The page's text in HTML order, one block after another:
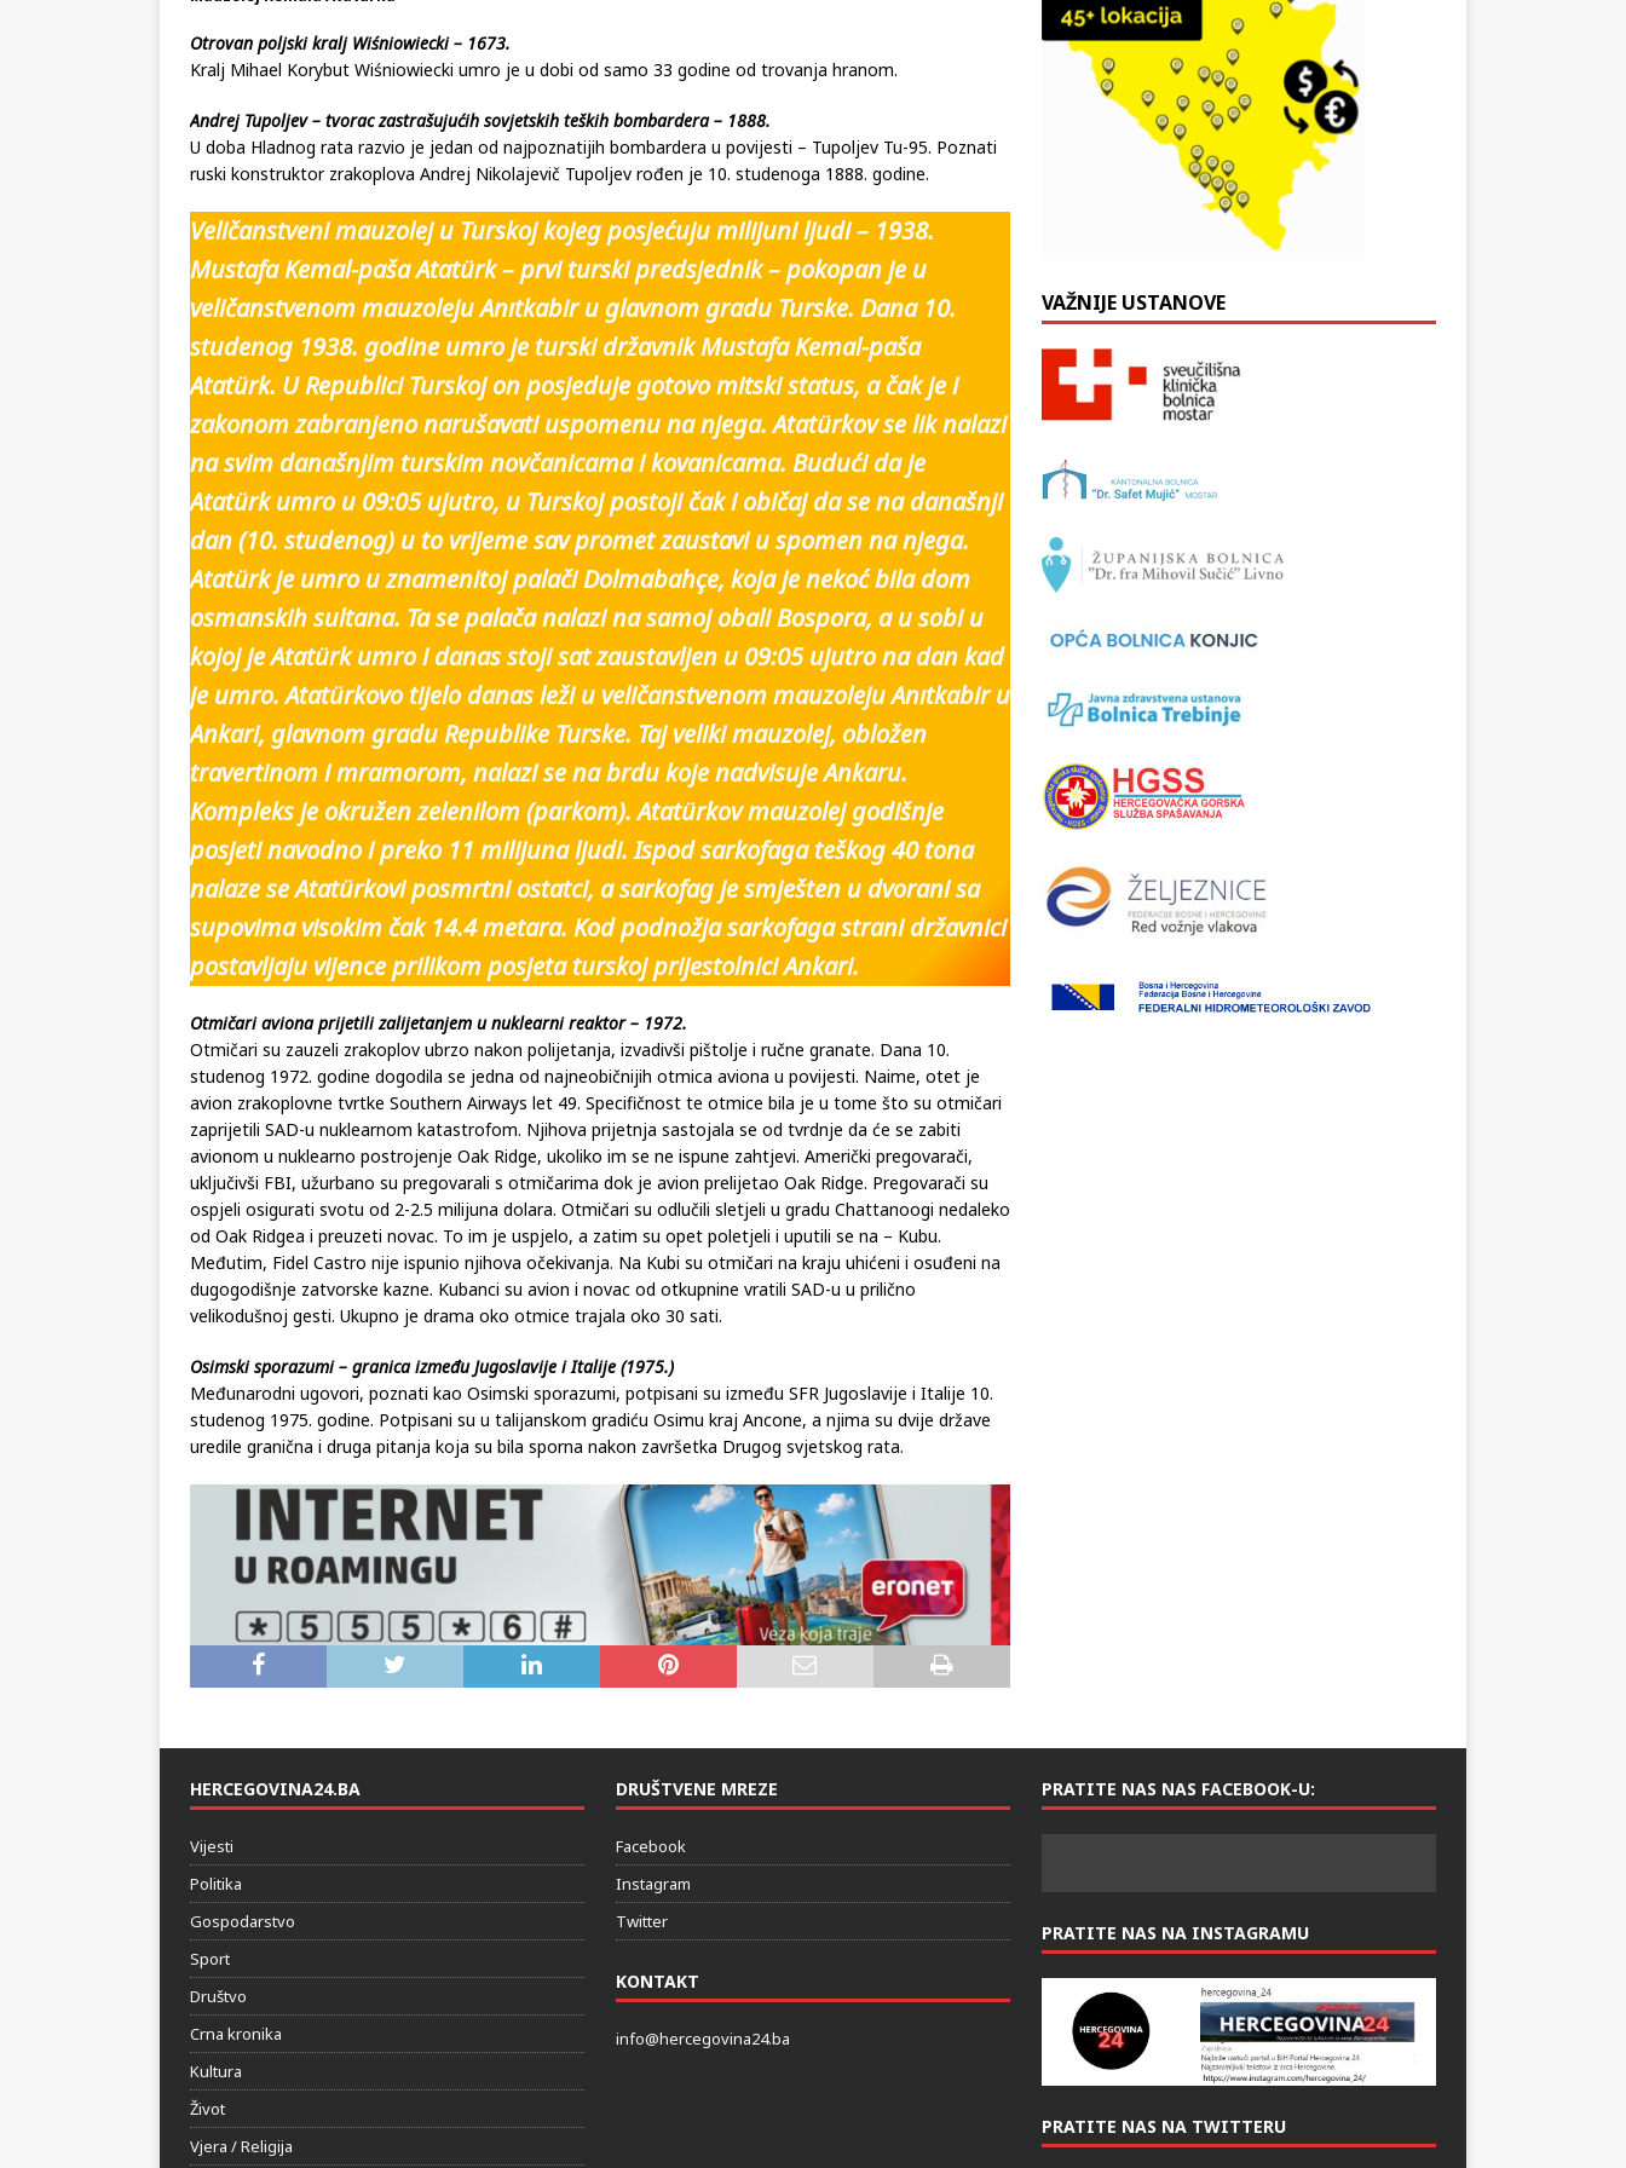
Otrovan poljski kralj Wiśniowiecki – 1673.
Kralj Mihael Korybut Wiśniowiecki umro je u dobi od samo 33 godine od trovanja hranom.
Andrej Tupoljev – tvorac zastrašujućih sovjetskih teških bombardera – 1888.
U doba Hladnog rata razvio je jedan od najpoznatijih bombardera u povijesti – Tupoljev Tu-95. Poznati
ruski konstruktor zrakoplova Andrej Nikolajevič Tupoljev rođen je 10. studenoga 1888. godine.
Veličanstveni mauzolej u Turskoj kojeg posjećuju milijuni ljudi – 1938.
Mustafa Kemal-paša Atatürk – prvi turski predsjednik – pokopan je u
veličanstvenom mauzoleju Anıtkabir u glavnom gradu Turske. Dana 10.
studenog 1938. godine umro je turski državnik Mustafa Kemal-paša
Atatürk. U Republici Turskoj on posjeduje gotovo mitski status, a čak je i
zakonom zabranjeno narušavati uspomenu na njega. Atatürkov se lik nalazi
na svim današnjim turskim novčanicama i kovanicama. Budući da je
Atatürk umro u 09:05 ujutro, u Turskoj postoji čak i običaj da se na današnji
dan (10. studenog) u to vrijeme sav promet zaustavi u spomen na njega.
Atatürk je umro u znamenitoj palači Dolmabahçe, koja je nekoć bila dom
osmanskih sultana. Ta se palača nalazi na samoj obali Bospora, a u sobi u
kojoj je Atatürk umro i danas stoji sat zaustavljen u 09:05 ujutro na dan kad
je umro. Atatürkovo tijelo danas leži u veličanstvenom mauzoleju Anıtkabir u
Ankari, glavnom gradu Republike Turske. Taj veliki mauzolej, obložen
travertinom i mramorom, nalazi se na brdu koje nadvisuje Ankaru.
Kompleks je okružen zelenilom (parkom). Atatürkov mauzolej godišnje
posjeti navodno i preko 11 milijuna ljudi. Ispod sarkofaga teškog 40 tona
nalaze se Atatürkovi posmrtni ostatci, a sarkofag je smješten u dvorani sa
supovima visokim čak 14.4 metara. Kod podnožja sarkofaga strani državnici
postavljaju vijence prilikom posjeta turskoj prijestolnici Ankari.
Otmičari aviona prijetili zalijetanjem u nuklearni reaktor – 1972.
Otmičari su zauzeli zrakoplov ubrzo nakon polijetanja, izvadivši pištolje i ručne granate. Dana 10.
studenog 1972. godine dogodila se jedna od najneobičnijih otmica aviona u povijesti. Naime, otet je
avion zrakoplovne tvrtke Southern Airways let 49. Specifičnost te otmice bila je u tome što su otmičari
zaprijetili SAD-u nuklearnom katastrofom. Njihova prijetnja sastojala se od tvrdnje da će se zabiti
avionom u nuklearno postrojenje Oak Ridge, ukoliko im se ne ispune zahtjevi. Američki pregovarači,
uključivši FBI, užurbano su pregovarali s otmičarima dok je avion prelijetao Oak Ridge. Pregovarači su
ospjeli osigurati svotu od 2-2.5 milijuna dolara. Otmičari su odlučili sletjeli u gradu Chattanoogi nedaleko
od Oak Ridgea i preuzeti novac. To im je uspjelo, a zatim su opet poletjeli i uputili se na – Kubu.
Međutim, Fidel Castro nije ispunio njihova očekivanja. Na Kubi su otmičari na kraju uhićeni i osuđeni na
dugogodišnje zatvorske kazne. Kubanci su avion i novac od otkupnine vratili SAD-u u prilično
velikodušnoj gesti. Ukupno je drama oko otmice trajala oko 30 sati.
Osimski sporazumi – granica između Jugoslavije i Italije (1975.)
Međunarodni ugovori, poznati kao Osimski sporazumi, potpisani su između SFR Jugoslavije i Italije 10.
studenog 1975. godine. Potpisani su u talijanskom gradiću Osimu kraj Ancone, a njima su dvije države
uredile granična i druga pitanja koja su bila sporna nakon završetka Drugog svjetskog rata.
VAŽNIJE USTANOVE
HERCEGOVINA24.BA
Vijesti
Politika
Gospodarstvo
Sport
Društvo
Crna kronika
Kultura
Život
Vjera / Religija
DRUŠTVENE MREZE
Facebook
Instagram
Twitter
KONTAKT
info@hercegovina24.ba
PRATITE NAS NAS FACEBOOK-U:
PRATITE NAS NA INSTAGRAMU
PRATITE NAS NA TWITTERU